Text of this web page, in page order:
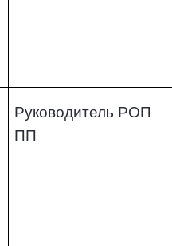
Руководитель РОП
ПП